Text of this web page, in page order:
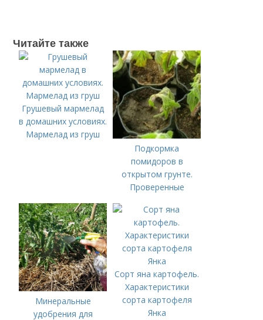
Читайте также
Грушевый мармелад
в домашних условиях.
Мармелад из груш
Подкормка
помидоров в
открытом грунте.
Проверенные
минеральные
удобрения
Минеральные
удобрения для
Сорт яна картофель.
Характеристики
сорта картофеля
Янка